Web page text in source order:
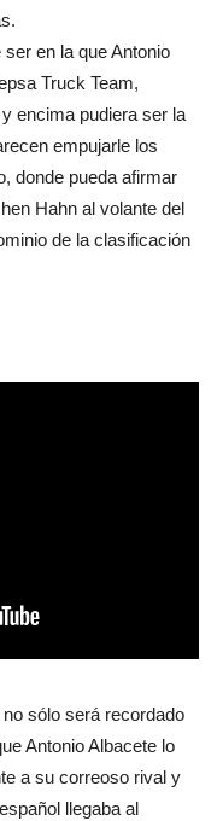
en la que Antonio
Truck Team,
encima pudiera ser la
empujarle los
donde pueda afirmar
Hahn al volante del
de la clasificación
sólo será recordado
Antonio Albacete lo
a su correoso rival y
llegaba al